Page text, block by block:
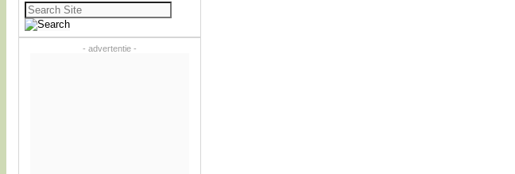
Zoeken
naar:
- advertentie -